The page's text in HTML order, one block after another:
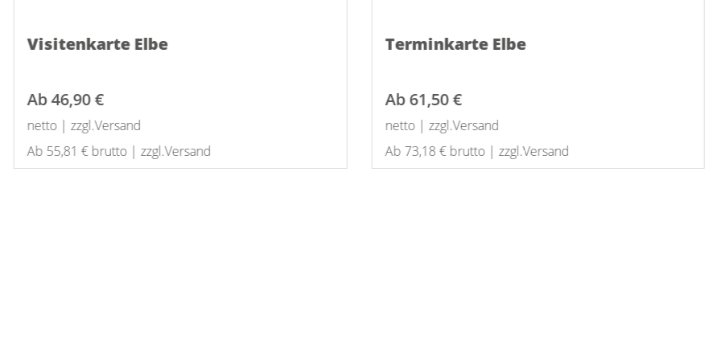
Visitenkarte Elbe
Ab46,90 €
netto | zzgl.Versand
Ab 55,81 € brutto | zzgl.Versand
Terminkarte Elbe
Ab61,50 €
netto | zzgl.Versand
Ab 73,18 € brutto | zzgl.Versand